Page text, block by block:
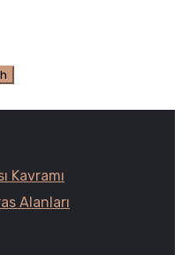
Kavramı
Alanları